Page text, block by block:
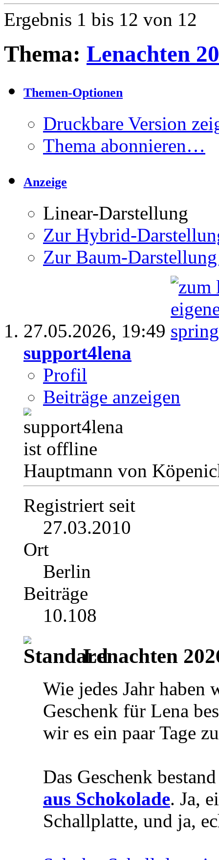
Ergebnis 1 bis 12 von 12
Thema: Lenachten
Themen-Optionen
Druckbare Version
Thema abonnieren…
Anzeige
Linear-Darstellung
Zur Hybrid-
Zur Baum-
27.05.2026, 19:49
support4lena
Profil
Beiträge anzeigen
Hauptmann von
Registriert seit
27.03.2010
Ort
Berlin
Beiträge
10.108
Lenachten
Wie jedes Jahr haben
Geschenk für Lena
wir es ein paar Tage
Das Geschenk
aus Schokolade. Ja,
Schallplatte, und ja,